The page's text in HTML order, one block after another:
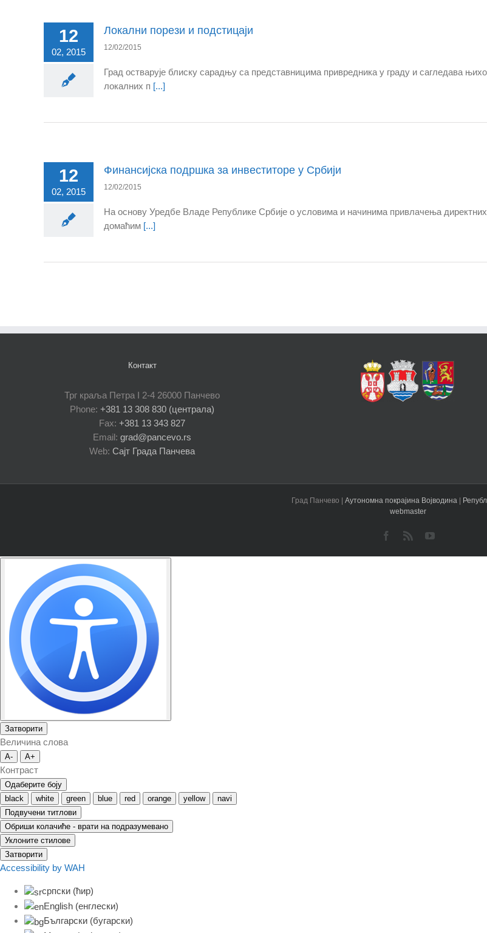
12
02, 2015
Локални порези и подстицаји
12/02/2015
Град остварује блиску сарадњу са представницима привредника у граду и сагледава
локалних п [...]
12
02, 2015
Финансијска подршка за инвеститоре у Србији
12/02/2015
На основу Уредбе Владе Републике Србије о условима и начинима привлачења
домаћим [...]
Контакт
Трг краља Петра I 2-4 26000 Панчево
Phone: +381 13 308 830 (централа)
Fax: +381 13 343 827
Email: grad@pancevo.rs
Web: Сајт Града Панчева
Град Панчево | Аутономна покрајина Војводина
webmaster
Facebook
Rss YouTube
Затворити
Величина слова
A- A+
Контраст
Одаберите боју
black
white green blue red orange yellow
navi
Подвучени титлови
Обриши колачиће - врати на подразумевано
Уклоните стилове
Затворити
Accessibility by WAH
српски (ћир)
English (енглески)
Български (бугарски)